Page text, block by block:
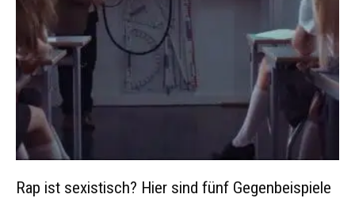
Rap ist sexistisch? Hier sind fünf Gegenbeispiele